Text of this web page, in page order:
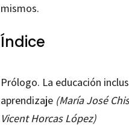
mismos.
Índice
Prólogo. La educación
aprendizaje (María José
Vicent Horcas López)